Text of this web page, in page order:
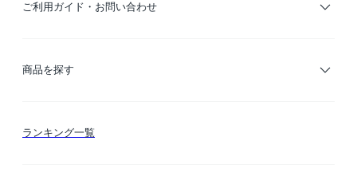
ご利用ガイド・お問い合わせ
ご利用ガイド
商品を探す
カテゴリー検索
ランキング一覧